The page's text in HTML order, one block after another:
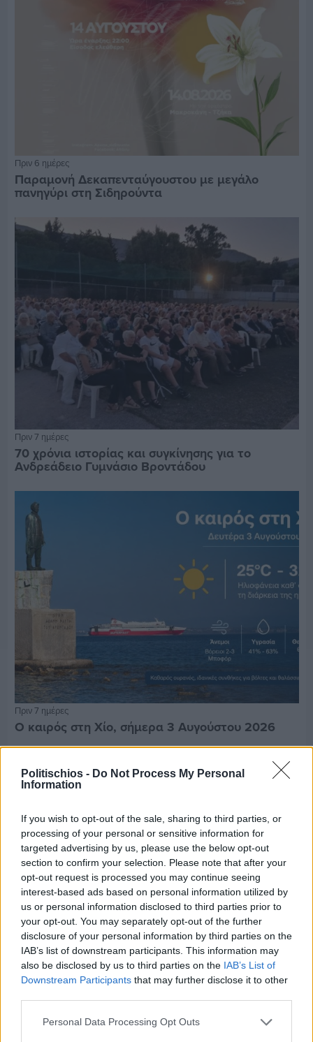
Politischios - Do Not Process My Personal
Information
If you wish to opt-out of the sale, sharing to third parties, or
processing of your personal or sensitive information for
targeted advertising by us, please use the below opt-out
section to confirm your selection. Please note that after your
opt-out request is processed you may continue seeing
interest-based ads based on personal information utilized by
us or personal information disclosed to third parties prior to
your opt-out. You may separately opt-out of the further
disclosure of your personal information by third parties on the
IAB’s list of downstream participants. This information may
also be disclosed by us to third parties on the IAB’s List of
Downstream Participants that may further disclose it to other
Personal Data Processing Opt Outs
Πριν 6 ημέρες
Παραμονή Δεκαπενταύγουστου με μεγάλο
πανηγύρι στη Σιδηρούντα
Πριν 7 ημέρες
70 χρόνια ιστορίας και συγκίνησης για το
Ανδρεάδειο Γυμνάσιο Βροντάδου
Πριν 7 ημέρες
Ο καιρός στη Χίο, σήμερα 3 Αυγούστου 2026
Διαφήμιση
Πριν 9 ημέρες
Μία μικρή αλλά αναγκαία ανάπαυλα για την